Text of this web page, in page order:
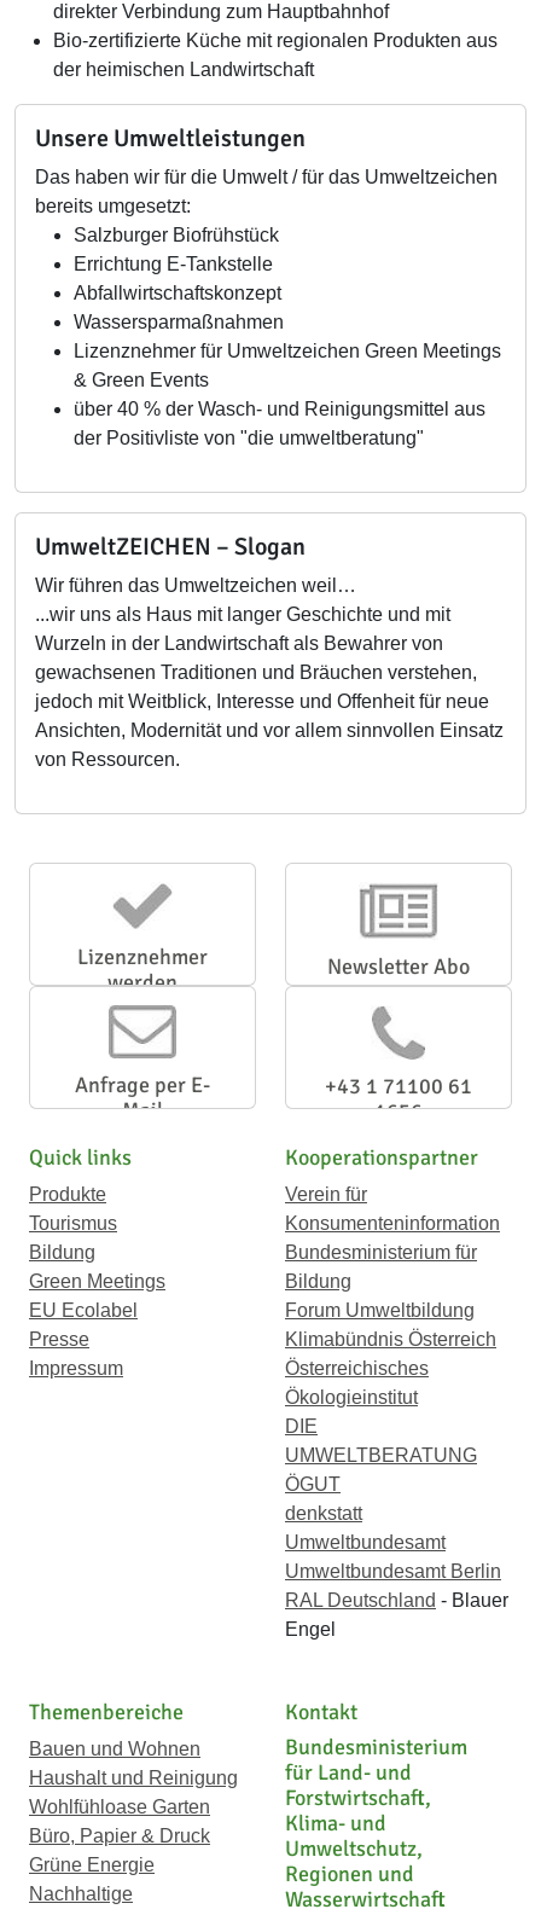
direkter Verbindung zum Hauptbahnhof
Bio-zertifizierte Küche mit regionalen Produkten aus
der heimischen Landwirtschaft
Unsere Umweltleistungen
Das haben wir für die Umwelt / für das Umweltzeichen
bereits umgesetzt:
Salzburger Biofrühstück
Errichtung E-Tankstelle
Abfallwirtschaftskonzept
Wassersparmaßnahmen
Lizenznehmer für Umweltzeichen Green Meetings
& Green Events
über 40 % der Wasch- und Reinigungsmittel aus
der Positivliste von "die umweltberatung"
UmweltZEICHEN – Slogan
Wir führen das Umweltzeichen weil…
...wir uns als Haus mit langer Geschichte und mit
Wurzeln in der Landwirtschaft als Bewahrer von
gewachsenen Traditionen und Bräuchen verstehen,
jedoch mit Weitblick, Interesse und Offenheit für neue
Ansichten, Modernität und vor allem sinnvollen Einsatz
von Ressourcen.
Lizenznehmer
werden
Newsletter Abo
Anfrage per E-
Mail
+43 1 71100 61
1656
Quick links
Produkte
Tourismus
Bildung
Green Meetings
EU Ecolabel
Presse
Impressum
Kooperationspartner
Verein für
Konsumenteninformation
Bundesministerium für
Bildung
Forum Umweltbildung
Klimabündnis Österreich
Österreichisches
Ökologieinstitut
DIE
UMWELTBERATUNG
ÖGUT
denkstatt
Umweltbundesamt
Umweltbundesamt Berlin
RAL Deutschland - Blauer
Engel
Themenbereiche
Bauen und Wohnen
Haushalt und Reinigung
Wohlfühloase Garten
Büro, Papier & Druck
Grüne Energie
Nachhaltige
Kontakt
Bundesministerium
für Land- und
Forstwirtschaft,
Klima- und
Umweltschutz,
Regionen und
Wasserwirtschaft